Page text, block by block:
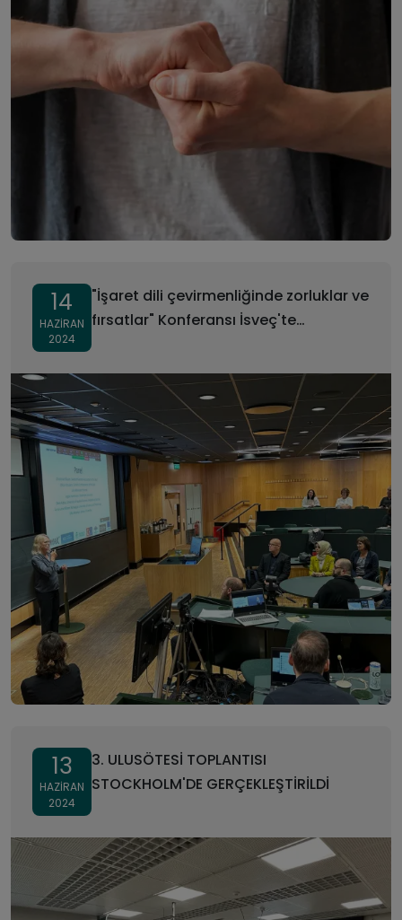
14
HAZIRAN
2024
"İşaret dili çevirmenliğinde zorluklar ve
fırsatlar" Konferansı İsveç'te
13
HAZIRAN
2024
3. ULUSÖTESİ TOPLANTISI
STOCKHOLM'DE GERÇEKLEŞTİRİLDİ